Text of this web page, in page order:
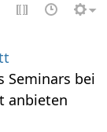
Seminars bei
anbieten